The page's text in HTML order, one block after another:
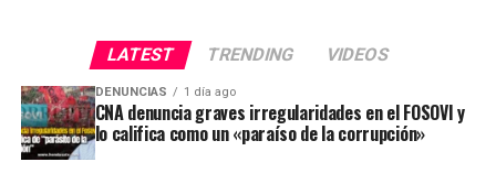
LATEST TRENDING VIDEOS
DENUNCIAS 1 día ago
CNA denuncia graves irregularidades en el FOSOVI y
lo califica como un «paraíso de la corrupción»